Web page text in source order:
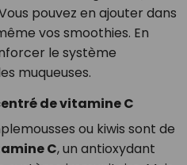
pouvez en ajouter dans
vos smoothies. En
le système
muqueuses.
de vitamine C
ou kiwis sont de
C, un antioxydant